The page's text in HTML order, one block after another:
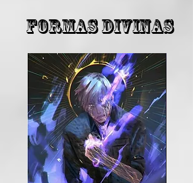
FORMAS DIVINAS